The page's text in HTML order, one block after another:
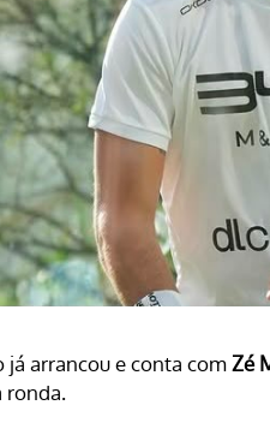
já arrancou e conta comZé
ronda.